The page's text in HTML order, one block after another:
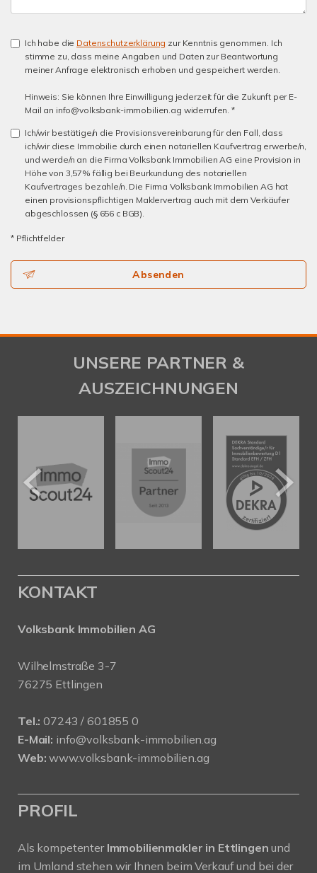
Ich habe die Datenschutzerklärung zur Kenntnis genommen. Ich
stimme zu, dass meine Angaben und Daten zur Beantwortung
meiner Anfrage elektronisch erhoben und gespeichert werden.
Hinweis: Sie können Ihre Einwilligung jederzeit für die Zukunft per E-
Mail an info@volksbank-immobilien.ag widerrufen. *
Ich/wir bestätige/n die Provisionsvereinbarung für den Fall, dass
ich/wir diese Immobilie durch einen notariellen Kaufvertrag erwerbe/n,
und werde/n an die Firma Volksbank Immobilien AG eine Provision in
Höhe von 3,57% fällig bei Beurkundung des notariellen
Kaufvertrages bezahle/n. Die Firma Volksbank Immobilien AG hat
einen provisionspflichtigen Maklervertrag auch mit dem Verkäufer
abgeschlossen (§ 656 c BGB).
* Pflichtfelder
Absenden
UNSERE PARTNER &
AUSZEICHNUNGEN
KONTAKT
Volksbank Immobilien AG
Wilhelmstraße 3-7
76275 Ettlingen
Tel.: 07243 / 601855 0
E-Mail: info@volksbank-immobilien.ag
Web: www.volksbank-immobilien.ag
PROFIL
Als kompetenter Immobilienmakler in Ettlingen und
im Umland stehen wir Ihnen beim Verkauf und bei der